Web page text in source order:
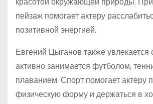
пейзаж помогает актеру
позитивной энергией.
Евгений Цыганов также увлекается
активно занимается футболом,
плаванием. Спорт помогает актеру
физическую форму и держаться в